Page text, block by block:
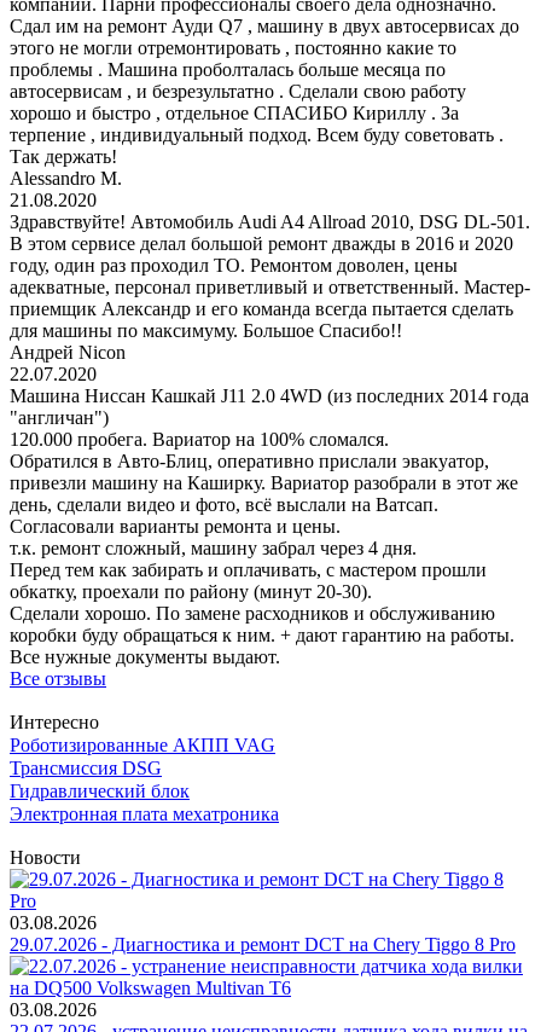
компании. Парни профессионалы своего дела однозначно.
Сдал им на ремонт Ауди Q7 , машину в двух автосервисах до
этого не могли отремонтировать , постоянно какие то
проблемы . Машина проболталась больше месяца по
автосервисам , и безрезультатно . Сделали свою работу
хорошо и быстро , отдельное СПАСИБО Кириллу . За
терпение , индивидуальный подход. Всем буду советовать .
Так держать!
Alessandro M.
21.08.2020
Здравствуйте! Автомобиль Audi A4 Allroad 2010, DSG DL-501.
В этом сервисе делал большой ремонт дважды в 2016 и 2020
году, один раз проходил ТО. Ремонтом доволен, цены
адекватные, персонал приветливый и ответственный. Мастер-
приемщик Александр и его команда всегда пытается сделать
для машины по максимуму. Большое Спасибо!!
Андрей Nicon
22.07.2020
Машина Ниссан Кашкай J11 2.0 4WD (из последних 2014 года
"англичан")
120.000 пробега. Вариатор на 100% сломался.
Обратился в Авто-Блиц, оперативно прислали эвакуатор,
привезли машину на Каширку. Вариатор разобрали в этот же
день, сделали видео и фото, всё выслали на Ватсап.
Согласовали варианты ремонта и цены.
т.к. ремонт сложный, машину забрал через 4 дня.
Перед тем как забирать и оплачивать, с мастером прошли
обкатку, проехали по району (минут 20-30).
Сделали хорошо. По замене расходников и обслуживанию
коробки буду обращаться к ним. + дают гарантию на работы.
Все нужные документы выдают.
Все отзывы
Интересно
Роботизированные АКПП VAG
Трансмиссия DSG
Гидравлический блок
Электронная плата мехатроника
Новости
03.08.2026
29.07.2026 - Диагностика и ремонт DCT на Chery Tiggo 8 Pro
03.08.2026